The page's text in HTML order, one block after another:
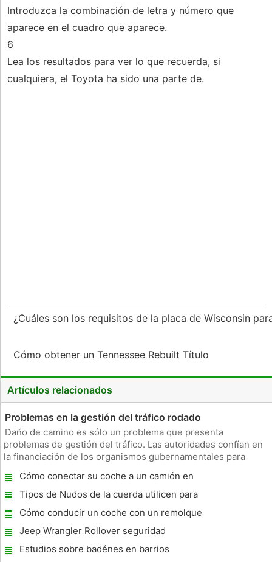
Introduzca la combinación de letra y número que
aparece en el cuadro que aparece.
6
Lea los resultados para ver lo que recuerda, si
cualquiera, el Toyota ha sido una parte de.
¿Cuáles son los requisitos de la placa de Wisconsin
Cómo obtener un Tennessee Rebuilt Título
Artículos relacionados
Problemas en la gestión del tráfico rodado
Daño de camino es sólo un problema que presenta
problemas de gestión del tráfico. Las autoridades confían en
la financiación de los organismos gubernamentales para
cuando surgen problemas que nadie puede predecir, como
un desastre natural o un a
Cómo conectar su coche a un camión en
movimiento
Tipos de Nudos de la cuerda utilicen para
lograr una carga
Cómo conducir un coche con un remolque
plano
Jeep Wrangler Rollover seguridad
Estudios sobre badénes en barrios